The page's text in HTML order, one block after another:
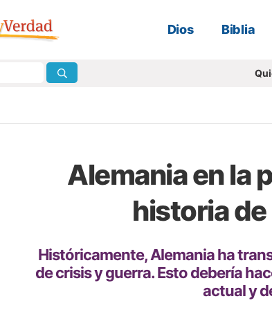
Dios Biblia
Alemania en la
historia
Históricamente, Alemania ha
de crisis y guerra. Esto debería
actual y